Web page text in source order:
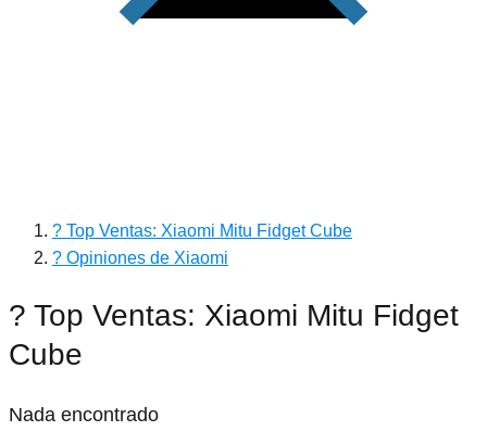
? Top Ventas: Xiaomi Mitu Fidget Cube
? Opiniones de Xiaomi
? Top Ventas: Xiaomi Mitu Fidget
Cube
Nada encontrado